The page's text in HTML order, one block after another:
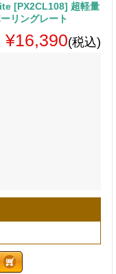
[PX2CL108] 超軽量
リングレート
¥16,390(税込)